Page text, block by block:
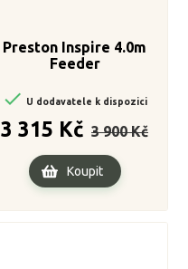
Preston Inspire 4.0m
Feeder
 U dodavatele k dispozici
3 315 Kč
cena
3 900 Kč
Koupit